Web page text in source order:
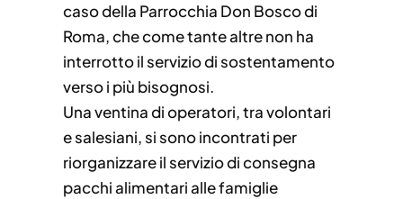
caso della Parrocchia Don Bosco di
Roma, che come tante altre non ha
interrotto il servizio di sostentamento
verso i più bisognosi.
Una ventina di operatori, tra volontari
e salesiani, si sono incontrati per
riorganizzare il servizio di consegna
pacchi alimentari alle famiglie